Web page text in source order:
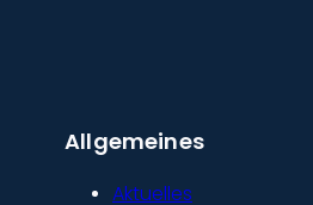
Allgemeines
Aktuelles